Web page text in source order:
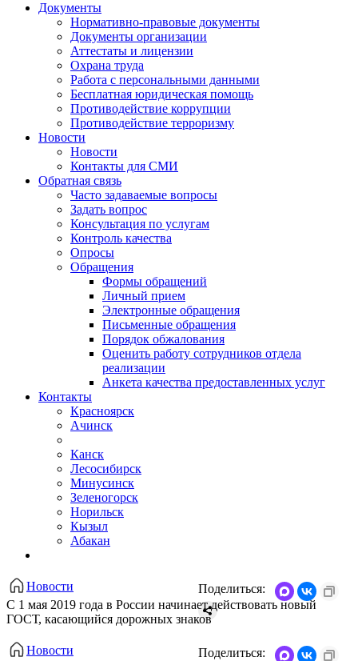
Документы
Нормативно-правовые документы
Документы организации
Аттестаты и лицензии
Охрана труда
Работа с персональными данными
Бесплатная юридическая помощь
Противодействие коррупции
Противодействие терроризму
Новости
Новости
Контакты для СМИ
Обратная связь
Часто задаваемые вопросы
Задать вопрос
Консультация по услугам
Контроль качества
Опросы
Обращения
Формы обращений
Личный прием
Электронные обращения
Письменные обращения
Порядок обжалования
Оценить работу сотрудников отдела
реализации
Анкета качества предоставленных услуг
Контакты
Красноярск
Ачинск
Канск
Лесосибирск
Минусинск
Зеленогорск
Норильск
Кызыл
Абакан
Новости
С 1 мая 2019 года в России начинает действовать новый
ГОСТ, касающийся дорожных знаков
Поделиться:
Новости
Поделиться: